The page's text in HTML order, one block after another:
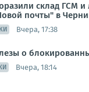
склад ГСМ и
почты" в
Вчера, 17:38
о
Вчера, 18:14